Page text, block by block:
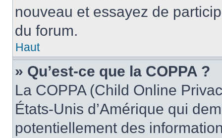
nouveau et essayez de
du forum.
Haut
» Qu’est-ce que la COPPA ?
La COPPA (Child Online
États-Unis d’Amérique qui
potentiellement des